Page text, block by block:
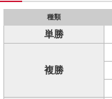
種類
単勝
複勝